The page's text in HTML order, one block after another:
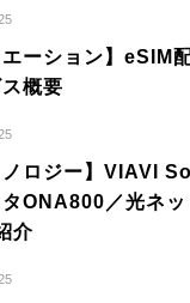
エーション】eSIM
概要
ノロジー】VIAVI
ONA800／光ネッ
介